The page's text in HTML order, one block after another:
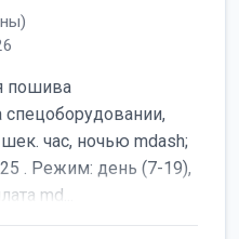
пошива
час, ночью mdash;
. Режим: день (7-19),
md...